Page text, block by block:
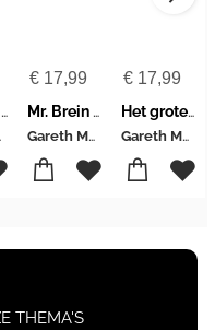
1: Moord in het dorp De moordmysterie puzzelclub
Ayres
€ 17,99
Mr. Brein misdaadpuzzelboek
Gareth Moore
€ 17,99
Het grote fantasypuzzelboek
Gareth Moore-Laura Jayne Ayres
THEMA'S